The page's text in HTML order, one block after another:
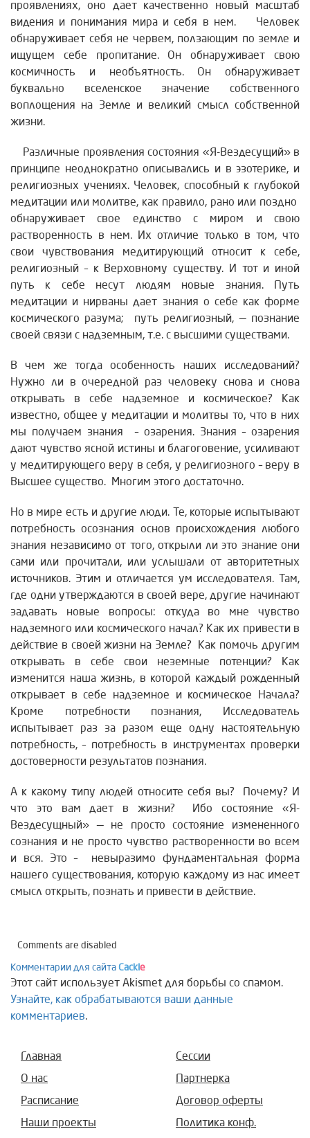
проявлениях, оно дает качественно новый масштаб
видения и понимания мира и себя в нем.Человек
обнаруживает себя не червем, ползающим по земле и
ищущем себе пропитание. Он обнаруживает свою
космичность и необъятность. Он обнаруживает
буквально вселенское значение собственного
воплощения на Земле и великий смысл собственной
жизни.
Различные проявления состояния «Я-Вездесущий» в
принципе неоднократно описывались и в эзотерике, и
религиозных учениях. Человек, способный к глубокой
медитации или молитве, как правило, рано или поздно
обнаруживает свое единство с миром и свою
растворенность в нем. Их отличие только в том, что
свои чувствования медитирующий относит к себе,
религиозный – к Верховному существу. И тот и иной
путь к себе несут людям новые знания. Путь
медитации и нирваны дает знания о себе как форме
космического разума; путь религиозный, — познание
своей связи с надземным, т.е. с высшими существами.
В чем же тогда особенность наших исследований?
Нужно ли в очередной раз человеку снова и снова
открывать в себе надземное и космическое? Как
известно, общее у медитации и молитвы то, что в них
мы получаем знания – озарения. Знания – озарения
дают чувство ясной истины и благоговение, усиливают
у медитирующего веру в себя, у религиозного – веру в
Высшее существо. Многим этого достаточно.
Но в мире есть и другие люди. Те, которые испытывают
потребность осознания основ происхождения любого
знания независимо от того, открыли ли это знание они
сами или прочитали, или услышали от авторитетных
источников. Этим и отличается ум исследователя. Там,
где одни утверждаются в своей вере, другие начинают
задавать новые вопросы: откуда во мне чувство
надземного или космического начал? Как их привести в
действие в своей жизни на Земле? Как помочь другим
открывать в себе свои неземные потенции? Как
изменится наша жизнь, в которой каждый рожденный
открывает в себе надземное и космическое Начала?
Кроме потребности познания, Исследователь
испытывает раз за разом еще одну настоятельную
потребность, – потребность в инструментах проверки
достоверности результатов познания.
А к какому типу людей относите себя вы? Почему? И
что это вам дает в жизни? Ибо состояние «Я-
Вездесущный» — не просто состояние измененного
сознания и не просто чувство растворенности во всем
и вся. Это – невыразимо фундаментальная форма
нашего существования, которую каждому из нас имеет
смысл открыть, познать и привести в действие.
Comments are disabled
Комментарии для сайта Cackl e
Этот сайт использует Akismet для борьбы со спамом.
Узнайте, как обрабатываются ваши данные
комментариев.
Главная
О нас
Расписание
Наши проекты
Сессии
Партнерка
Договор оферты
Политика конф.